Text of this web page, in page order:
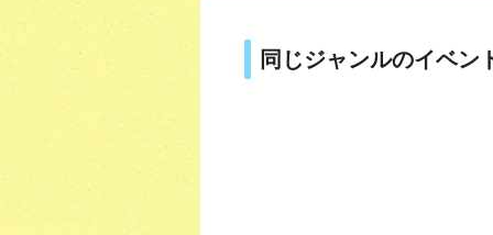
同じジャンルのイベン